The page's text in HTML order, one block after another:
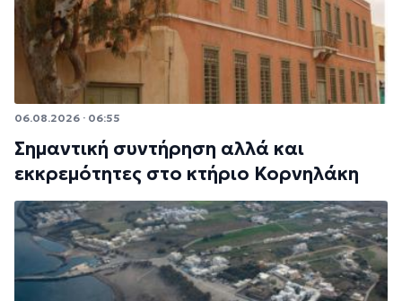
06.08.2026 · 06:55
Σημαντική συντήρηση αλλά και
εκκρεμότητες στο κτήριο Κορνηλάκη